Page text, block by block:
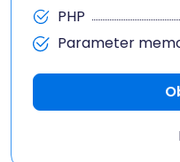
PHP
Parameter